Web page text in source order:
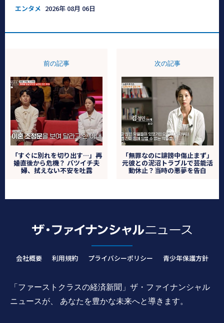
エンタメ 2026年 08月 06日
前の記事
「すぐに別れを切り出す…」再
婚直後から危機？ バツイチ夫
婦、拭えない不安を吐露
次の記事
「無罪なのに誹謗中傷止まず」
元彼との泥沼トラブルで芸能活
動休止？当時の悪夢を告白
会社概要 利用規約 プライバシーポリシー 青少年保護方針
「ファーストクラスの経済新聞」ザ・ファイナンシャル
ニュースが、 あなたを豊かな未来へと導きます。